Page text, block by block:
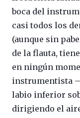
boca del
casi todos los
(aunque sin
de la flauta,
en ningún
instrumentista
labio inferior
dirigiendo el